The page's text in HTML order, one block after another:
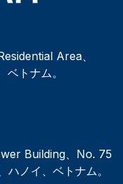
Area、
トナム。
Building、No. 75
ノイ、ベトナム。